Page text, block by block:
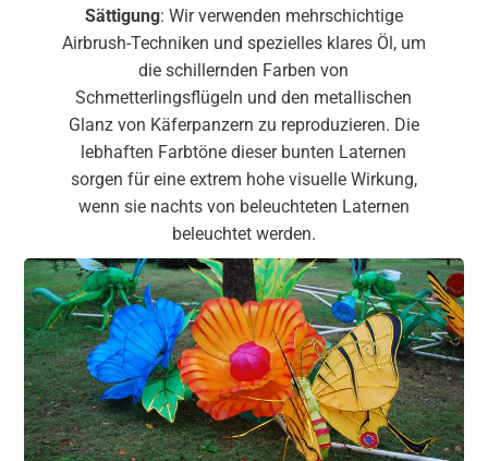
Sättigung: Wir verwenden mehrschichtige
Airbrush-Techniken und spezielles klares Öl, um
die schillernden Farben von
Schmetterlingsflügeln und den metallischen
Glanz von Käferpanzern zu reproduzieren. Die
lebhaften Farbtöne dieser bunten Laternen
sorgen für eine extrem hohe visuelle Wirkung,
wenn sie nachts von beleuchteten Laternen
beleuchtet werden.